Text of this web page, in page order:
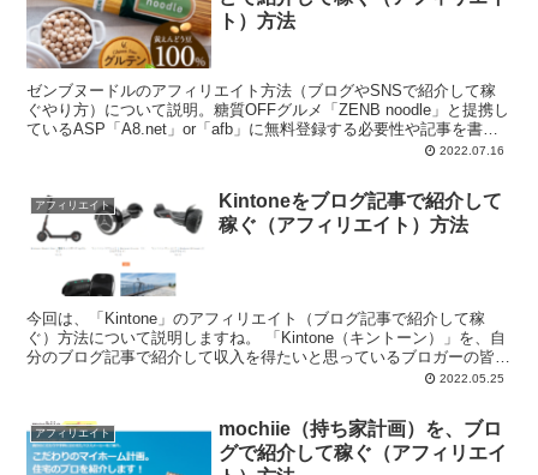
ト）方法
ゼンブヌードルのアフィリエイト方法（ブログやSNSで紹介して稼
ぐやり方）について説明。糖質OFFグルメ「ZENB noodle」と提携し
ているASP「A8.net」or「afb」に無料登録する必要性や記事を書く
2022.07.16
アフィリエイト
Kintoneをブログ記事で紹介して
稼ぐ（アフィリエイト）方法
今回は、「Kintone」のアフィリエイト（ブログ記事で紹介して稼
ぐ）方法について説明しますね。 「Kintone（キントーン）」を、自
分のブログ記事で紹介して収入を得たいと思っているブロガーの皆さ
2022.05.25
アフィリエイト
mochiie（持ち家計画）を、ブロ
グで紹介して稼ぐ（アフィリエイ